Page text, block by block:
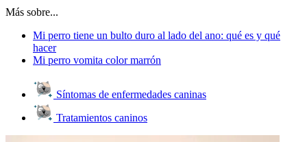
Más sobre...
Mi perro tiene un bulto duro al lado del ano: qué es y qué
hacer
Mi perro vomita color marrón
Síntomas de enfermedades caninas
Tratamientos caninos